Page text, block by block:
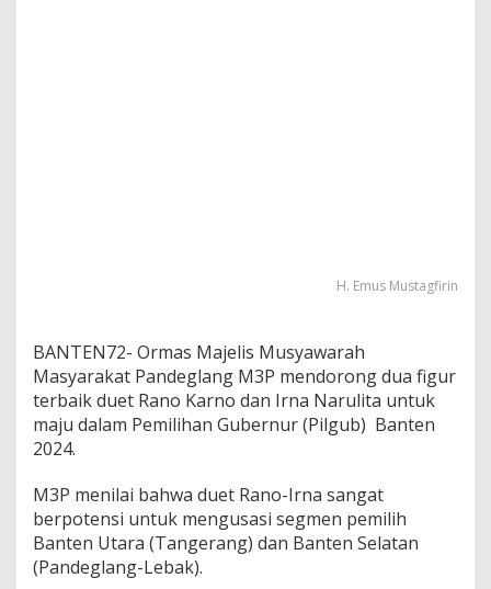
H. Emus Mustagfirin
BANTEN72- Ormas Majelis Musyawarah
Masyarakat Pandeglang M3P mendorong dua figur
terbaik duet Rano Karno dan Irna Narulita untuk
maju dalam Pemilihan Gubernur (Pilgub) Banten
2024.
M3P menilai bahwa duet Rano-Irna sangat
berpotensi untuk mengusasi segmen pemilih
Banten Utara (Tangerang) dan Banten Selatan
(Pandeglang-Lebak).